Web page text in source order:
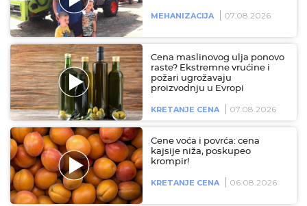
MEHANIZACIJA 07.08.2026
Cena maslinovog ulja ponovo
raste? Ekstremne vrućine i
požari ugrožavaju
proizvodnju u Evropi
KRETANJE CENA 07.08.2026
Cene voća i povrća: cena
kajsije niža, poskupeo
krompir!
KRETANJE CENA 06.08.2026